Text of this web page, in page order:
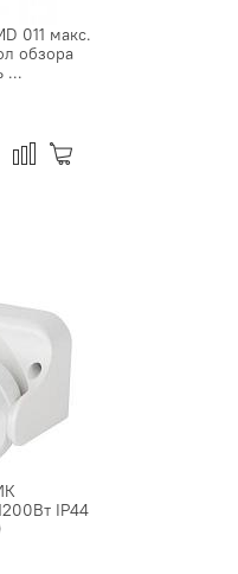
011 макс.
обзора
...
IP44